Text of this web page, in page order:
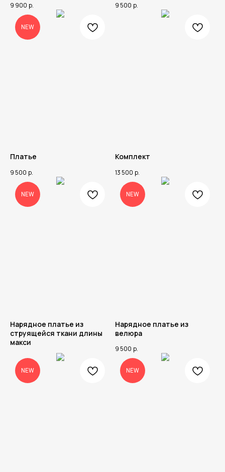
9 900 р. 9 500 р.
NEW
Платье
9 500 р.
Комплект
13 500 р.
NEW
Нарядное платье из
струящейся ткани длины
макси
NEW
Нарядное платье из
велюра
9 500 р.
NEW NEW